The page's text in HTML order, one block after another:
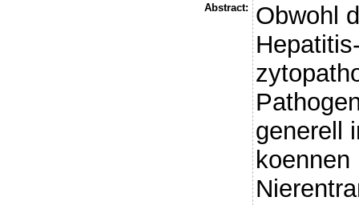
Abstract:
Obwohl
generell